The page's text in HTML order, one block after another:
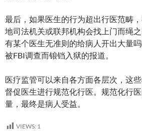
最后，如果医生的行为超出行医范畴
地司法机关或联邦机构会找上门而绳
有某个医生无准则的给病人开出大量
被FBI调查而锒铛入狱的报道。
医疗监管可以来自各方面各层次，这
督促医生进行规范化行医。规范化行
量，最终是病人受益。
VIEWS: 1